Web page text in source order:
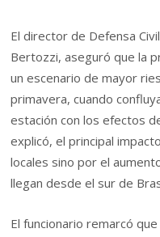
El director de Defensa
Bertozzi, aseguró que la
un escenario de mayor
primavera, cuando
estación con los efectos
explicó, el principal
locales sino por el
llegan desde el sur de
El funcionario remarcó